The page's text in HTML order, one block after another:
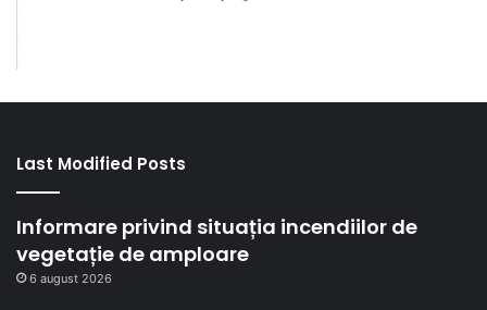
Last Modified Posts
Informare privind situația incendiilor de
vegetație de amploare
6 august 2026